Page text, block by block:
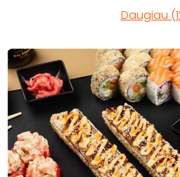
Daugiau